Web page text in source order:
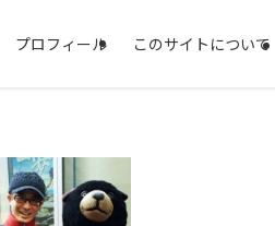
プロフィール このサイトについて